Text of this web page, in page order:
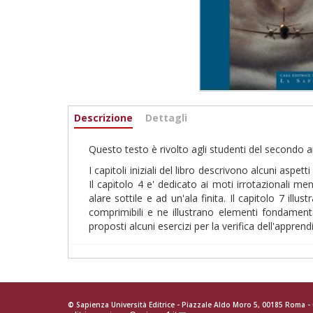
Informazioni
Descrizione (active
Dettagli
Questo testo è rivolto agli studenti del secondo
I capitoli iniziali del libro descrivono alcuni
Il capitolo 4 e' dedicato ai moti irrotazionali
alare sottile e ad un'ala finita. Il capitolo 7
comprimibili e ne illustrano elementi
proposti alcuni esercizi per la verifica
© Sapienza Università Editrice - Piazzale Aldo Moro 5, 00185 Roma -